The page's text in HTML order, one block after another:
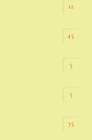
12
45
5
5
35